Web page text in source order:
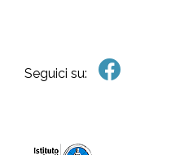
Seguici su: